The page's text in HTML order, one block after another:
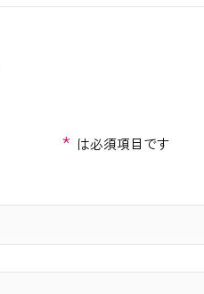
* は必須項目です